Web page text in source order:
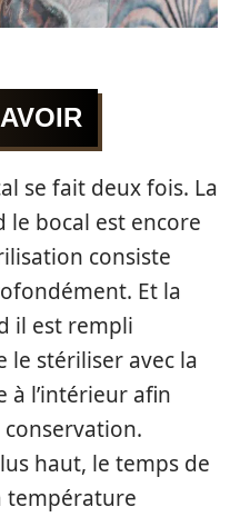
se fait deux fois. La
bocal est encore
consiste
Et la
il est rempli
le stériliser avec la
l’intérieur afin
conservation.
haut, le temps de
température